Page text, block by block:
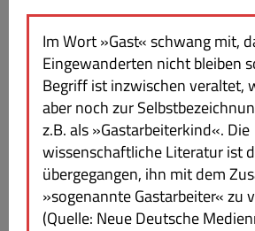
Im Wort »Gast« schwang mit,
Eingewanderten nicht bleiben
Begriff ist inzwischen veraltet,
aber noch zur
z.B. als »Gastarbeiterkind«. Die
wissenschaftliche Literatur ist
übergegangen, ihn mit dem
»sogenannte Gastarbeiter« zu
(Quelle: Neue Deutsche